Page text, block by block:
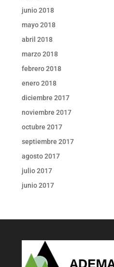
junio 2018
mayo 2018
abril 2018
marzo 2018
febrero 2018
enero 2018
diciembre 2017
noviembre 2017
octubre 2017
septiembre 2017
agosto 2017
julio 2017
junio 2017